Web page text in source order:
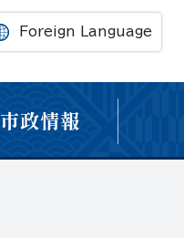
Foreign Language
市政情報